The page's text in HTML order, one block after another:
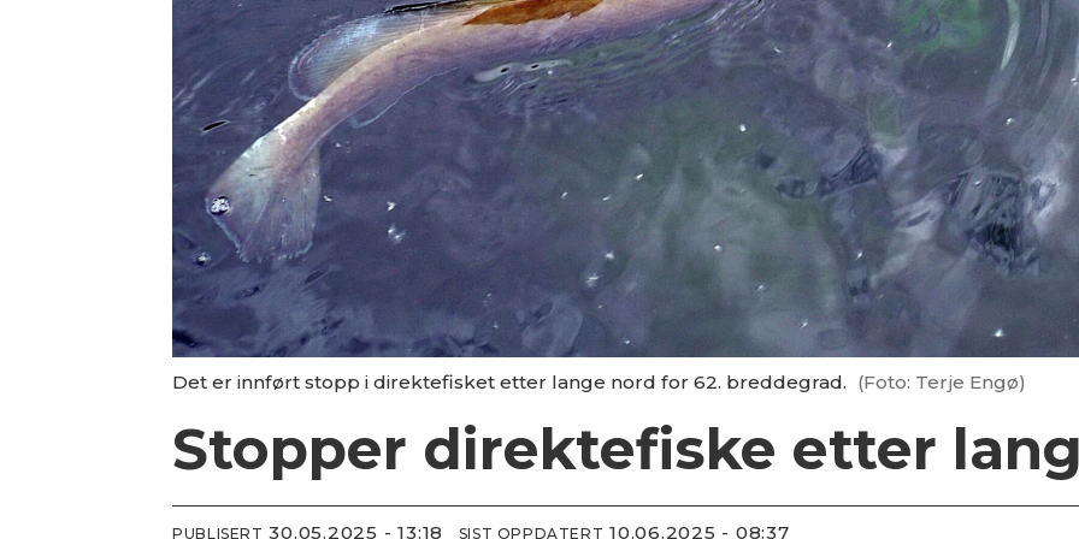
Det er innført stopp i direktefisket etter lange nord for 62. breddegrad. (Foto: Terje Engø)
Stopper direktefiske etter
PUBLISERT 30.05.2025 - 13:18 SIST OPPDATERT 10.06.2025 - 08:37